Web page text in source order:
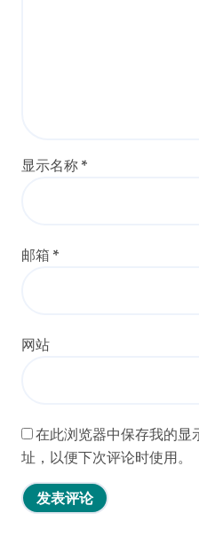
显示名称 *
邮箱 *
网站
在此浏览器中保存我的显
址，以便下次评论时使用。